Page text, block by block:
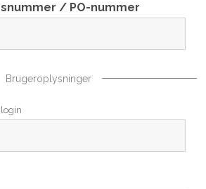
/ PO-nummer
Brugeroplysninger